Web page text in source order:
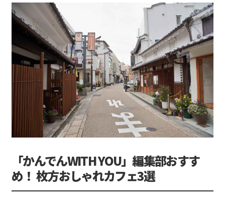
「かんでんWITH YOU」編集部おすす
め！ 枚方おしゃれカフェ3選